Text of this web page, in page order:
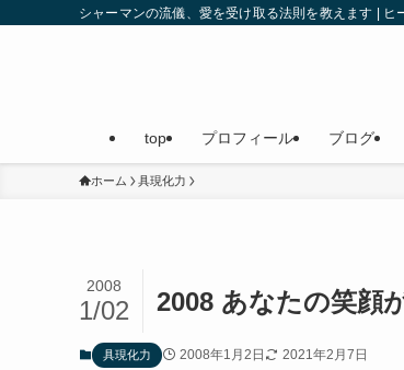
シャーマンの流儀、愛を受け取る法則を教えます |
top プロフィール ブログ
ホーム 具現化力
2008 あなたの笑顔
2008
1/02
具現化力 2008年1月2日 2021年2月7日